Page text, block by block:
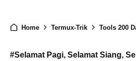
Home Termux-Trik Tools 200
#Selamat Pagi, Selamat Siang,